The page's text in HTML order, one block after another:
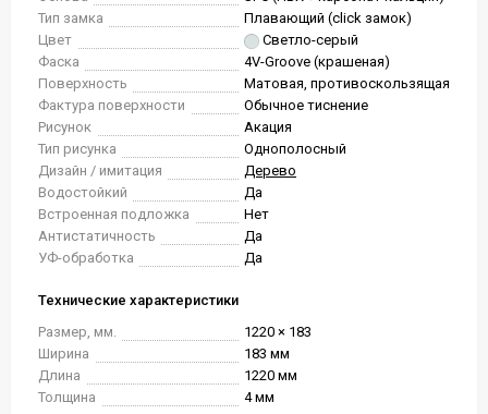
Тип замка
Плавающий (click замок)
Цвет
Светло-серый
Фаска
4V-Groove (крашеная)
Поверхность
Матовая, противоскользящая
Фактура поверхности
Обычное тиснение
Рисунок
Акация
Тип рисунка
Однополосный
Дизайн / имитация
Дерево
Водостойкий
Да
Встроенная подложка
Нет
Антистатичность
Да
УФ-обработка
Да
Технические характеристики
Размер, мм.
1220 × 183
Ширина
183 мм
Длина
1220 мм
Толщина
4 мм